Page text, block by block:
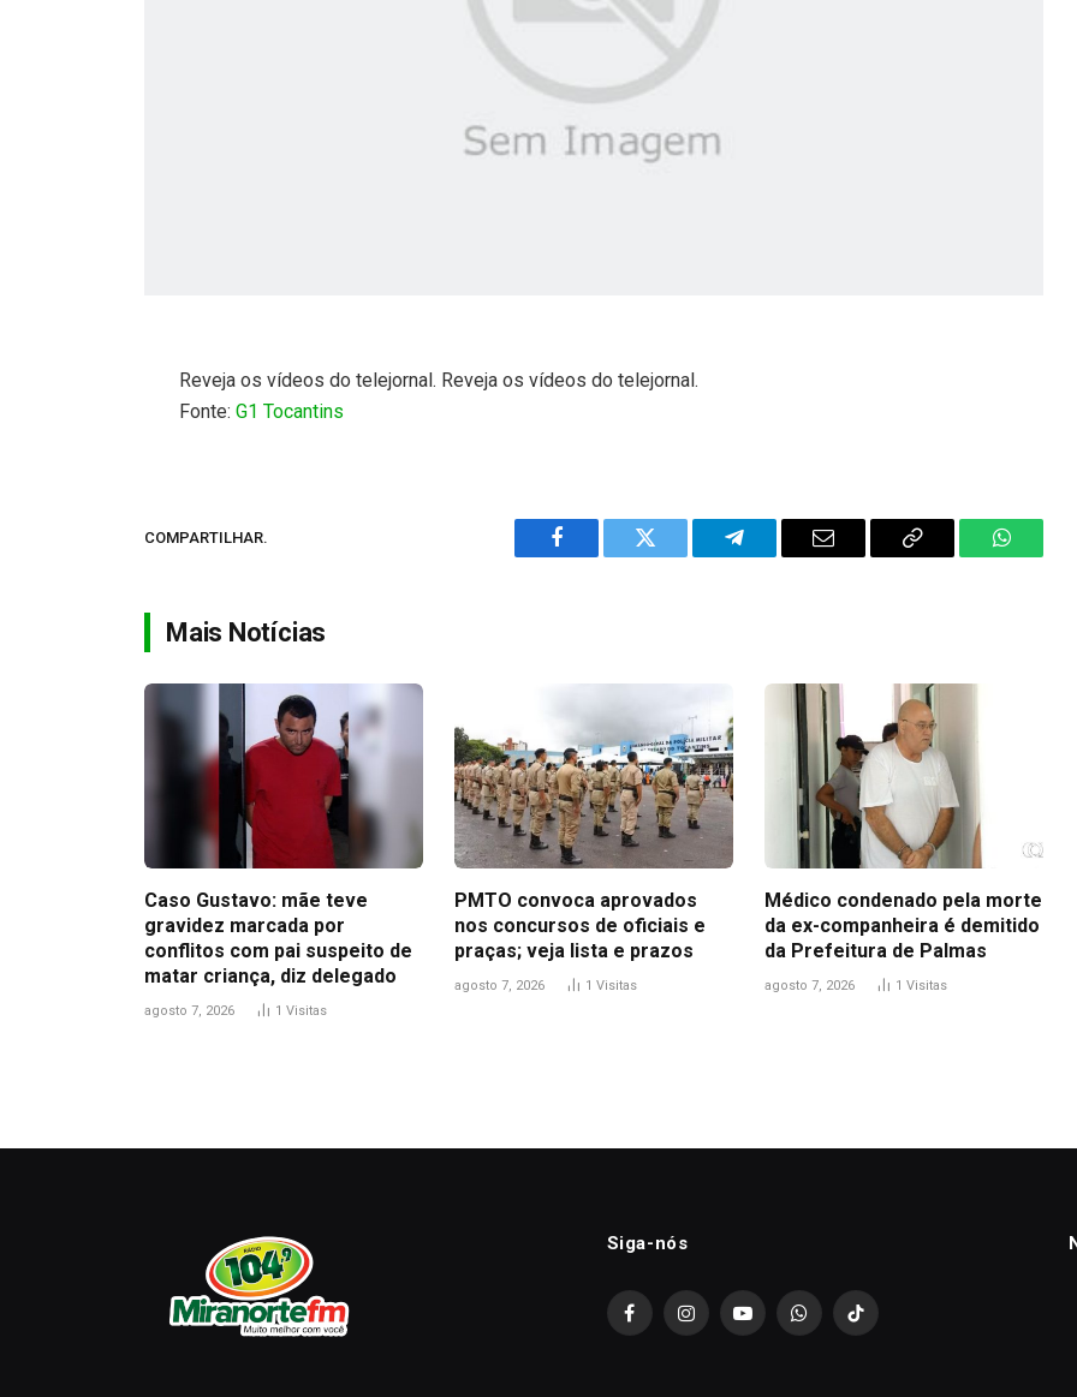
Reveja os vídeos do telejornal. Reveja os vídeos do telejornal.
Fonte:G1 Tocantins
COMPARTILHAR.
Facebook Twitter Telegram Email
Copy
Mais Notícias
Caso Gustavo: mãe teve
gravidez marcada por
conflitos com pai suspeito de
matar criança, diz delegado
agosto 7, 2026 1 Visitas
PMTO convoca aprovados
nos concursos de oficiais e
praças; veja lista e prazos
agosto 7, 2026 1 Visitas
Médico condenado pela morte
da ex-companheira é demitido
da Prefeitura de Palmas
agosto 7, 2026 1 Visitas
Siga-nós
FacebookInstagramYouTubeWhatsAppTikTok